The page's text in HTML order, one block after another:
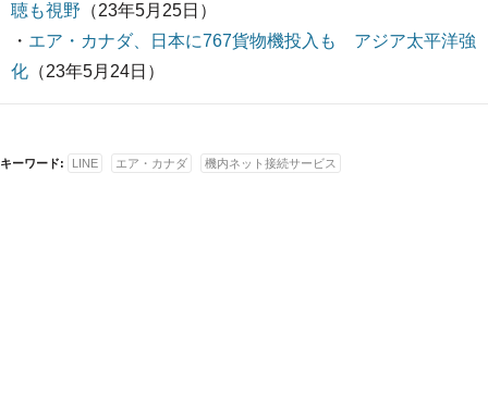
聴も視野 （23年5月25日）
・ エア・カナダ、日本に767貨物機投入も アジア太平洋強
化 （23年5月24日）
キーワード: LINE エア・カナダ 機内ネット接続サービス